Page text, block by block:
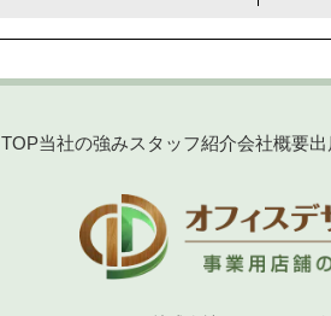
TOP当社の強みスタッフ紹介会社概要出